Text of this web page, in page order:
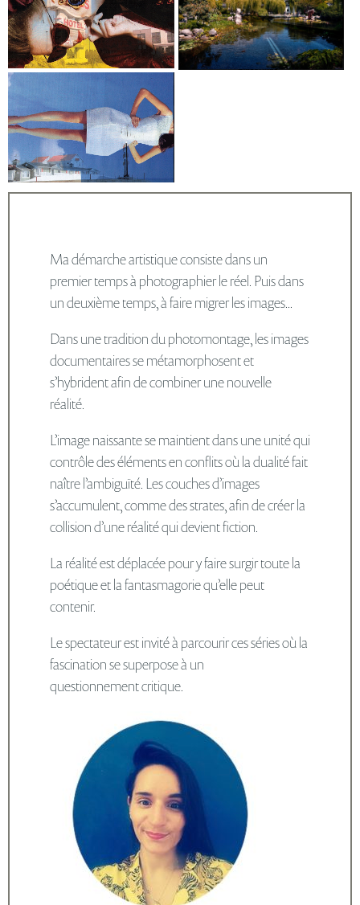
Ma démarche artistique consiste dans un
premier temps à photographier le réel. Puis dans
un deuxième temps, à faire migrer les images...
Dans une tradition du photomontage, les images
documentaires se métamorphosent et
s’hybrident afin de combiner une nouvelle
réalité.
L’image naissante se maintient dans une unité qui
contrôle des éléments en conflits où la dualité fait
naître l’ambiguïté. Les couches d’images
s’accumulent, comme des strates, afin de créer la
collision d’une réalité qui devient fiction.
La réalité est déplacée pour y faire surgir toute la
poétique et la fantasmagorie qu’elle peut
contenir.
Le spectateur est invité à parcourir ces séries où la
fascination se superpose à un
questionnement critique.